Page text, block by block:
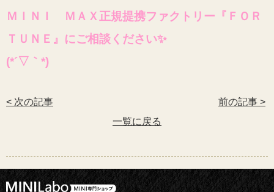
ＭＩＮＩ ＭＡＸ正規提携ファクトリー『ＦＯＲ
ＴＵＮＥ』にご相談ください✨
(*´▽｀*)
< 次の記事
前の記事 >
一覧に戻る